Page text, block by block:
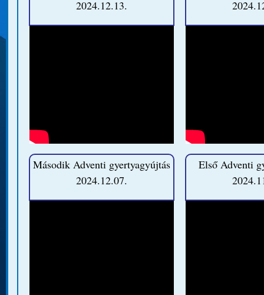
2024.12.13.
Második Adventi gyertyagyújtás
2024.12.07.
Első Adventi